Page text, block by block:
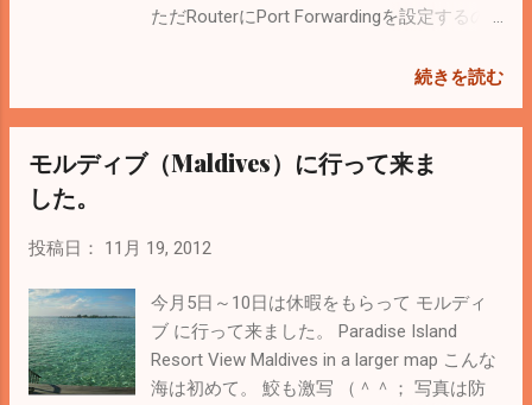
ただRouterにPort Forwardingを設定するの
Desktop(ARD)で使用するPort番号はOfficial
われる一般的な TCP および UDP ポート 下
記のような製品を使えば業者が全部やって
も自分の PC や Mac を操作 | LogMeIn Pro
ート接続する（リモートデスクトップ）
続きを読む
モルディブ（Maldives）に行って来ま
した。
投稿日： 11月 19, 2012
今月5日～10日は休暇をもらって モルディ
ブ に行って来ました。 Paradise Island
Resort View Maldives in a larger map こんな
海は初めて。 鮫も激写 （＾＾； 写真は防